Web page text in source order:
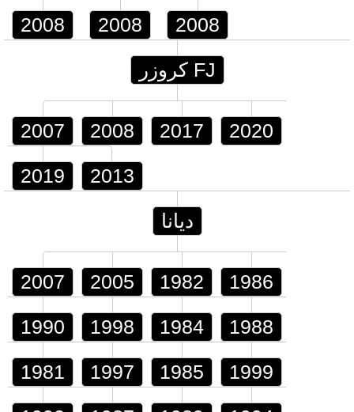
2008 2008 2008
FJ كروزر
2007 2008 2017 2020
2019 2013
ديانا
2007 2005 1982 1986
1990 1998 1984 1988
1981 1997 1985 1999